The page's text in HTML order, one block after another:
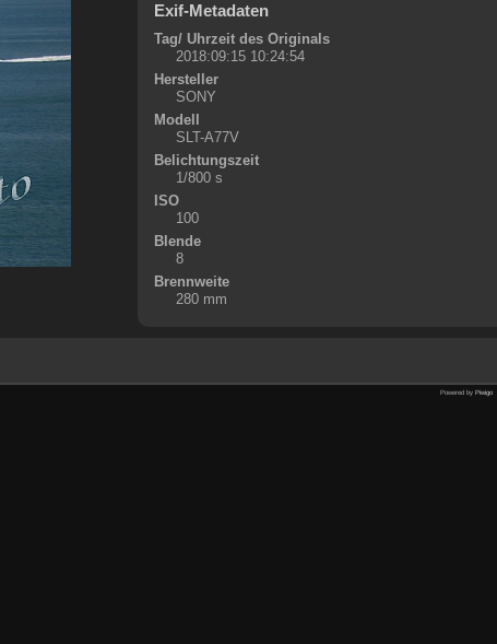
Exif-Metadaten
Tag/ Uhrzeit des Originals
2018:09:15 10:24:54
Hersteller
SONY
Modell
SLT-A77V
Belichtungszeit
1/800 s
ISO
100
Blende
8
Brennweite
280 mm
Powered by Piwigo